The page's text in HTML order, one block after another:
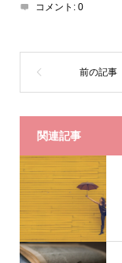
コメント: 0
関連記事